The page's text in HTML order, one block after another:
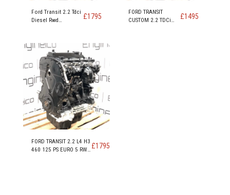
Ford Transit 2.2 Tdci
Diesel Rwd
£1795
FORD TRANSIT
CUSTOM 2.2 TDCi
£1495
FORD TRANSIT 2.2 L4 H3
460 125 PS EURO 5 RWD £1795